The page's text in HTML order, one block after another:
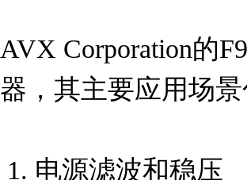
AVX Corporation的
器，其主要应用场